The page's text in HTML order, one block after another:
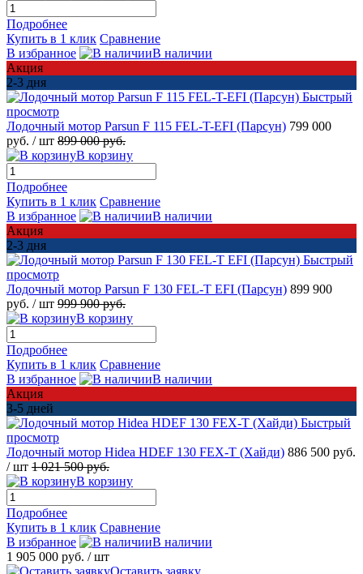
Подробнее
Купить в 1 клик Сравнение
В избранное
В наличии
Акция
2-3 дня
Быстрый
просмотр
Лодочный мотор Parsun F 115 FEL-T-EFI (Парсун) 799 000
руб. / шт 899 000 руб.
В корзину
Подробнее
Купить в 1 клик Сравнение
В избранное
В наличии
Акция
2-3 дня
Быстрый
просмотр
Лодочный мотор Parsun F 130 FEL-T EFI (Парсун) 899 900
руб. / шт 999 900 руб.
В корзину
Подробнее
Купить в 1 клик Сравнение
В избранное
В наличии
Акция
3-5 дней
Быстрый
просмотр
Лодочный мотор Hidea HDEF 130 FEX-T (Хайди) 886 500 руб.
/ шт 1 021 500 руб.
В корзину
Подробнее
Купить в 1 клик Сравнение
В избранное
В наличии
1 905 000 руб. / шт
Оставить заявку